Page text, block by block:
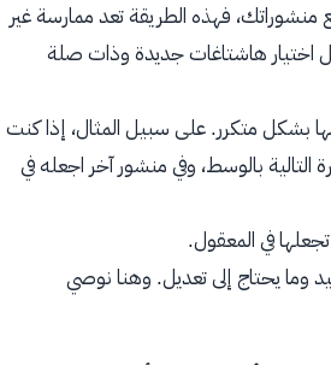
فهذه الطريقة تعد ممارسة غير
هاشتاغات جديدة وذات صلة
بشكل متكرر. على سبيل المثال، إذا كنت
بالوسط، وفي منشور آخر اجعله في
في المعقول.
وما يحتاج إلى تعديل. وهنا نوصي